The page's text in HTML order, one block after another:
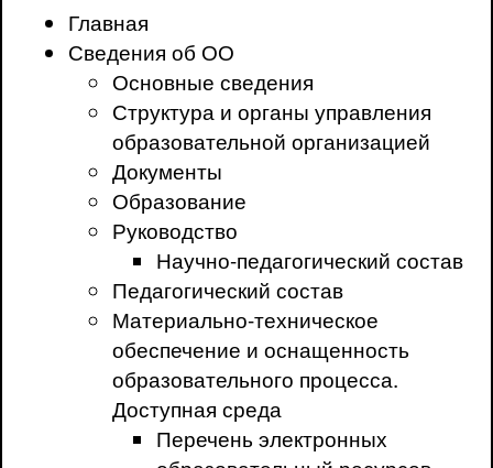
Главная
Сведения об ОО
Основные сведения
Структура и органы управления
образовательной организацией
Документы
Образование
Руководство
Научно-педагогический состав
Педагогический состав
Материально-техническое
обеспечение и оснащенность
образовательного процесса.
Доступная среда
Перечень электронных